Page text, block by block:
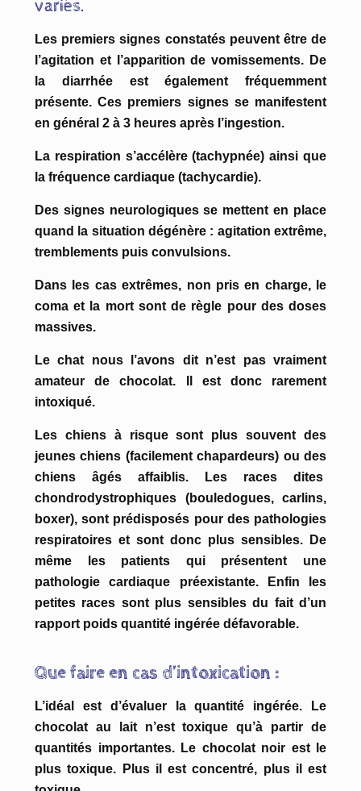
variés.
Les premiers signes constatés peuvent être de
l’agitation et l’apparition de vomissements. De
la diarrhée est également fréquemment
présente. Ces premiers signes se manifestent
en général 2 à 3 heures après l’ingestion.
La respiration s’accélère (tachypnée) ainsi que
la fréquence cardiaque (tachycardie).
Des signes neurologiques se mettent en place
quand la situation dégénère : agitation extrême,
tremblements puis convulsions.
Dans les cas extrêmes, non pris en charge, le
coma et la mort sont de règle pour des doses
massives.
Le chat nous l’avons dit n’est pas vraiment
amateur de chocolat. Il est donc rarement
intoxiqué.
Les chiens à risque sont plus souvent des
jeunes chiens (facilement chapardeurs) ou des
chiens âgés affaiblis. Les races dites
chondrodystrophiques (bouledogues, carlins,
boxer), sont prédisposés pour des pathologies
respiratoires et sont donc plus sensibles. De
même les patients qui présentent une
pathologie cardiaque préexistante. Enfin les
petites races sont plus sensibles du fait d’un
rapport poids quantité ingérée défavorable.
Que faire en cas d’intoxication :
L’idéal est d’évaluer la quantité ingérée. Le
chocolat au lait n’est toxique qu’à partir de
quantités importantes. Le chocolat noir est le
plus toxique. Plus il est concentré, plus il est